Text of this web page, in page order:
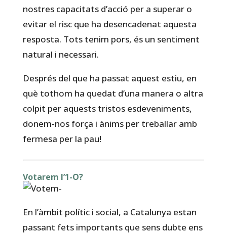
nostres capacitats d’acció per a superar o
evitar el risc que ha desencadenat aquesta
resposta. Tots tenim pors, és un sentiment
natural i necessari.
Després del que ha passat aquest estiu, en
què tothom ha quedat d’una manera o altra
colpit per aquests tristos esdeveniments,
donem-nos força i ànims per treballar amb
fermesa per la pau!
Votarem l’1-O?
En l’àmbit polític i social, a Catalunya estan
passant fets importants que sens dubte ens